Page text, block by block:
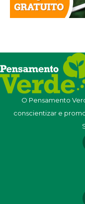
O Pensamento
conscientizar e